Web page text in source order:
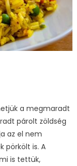
a megmaradt
párolt zöldség
az el nem
pörkölt is. A
is tettük,